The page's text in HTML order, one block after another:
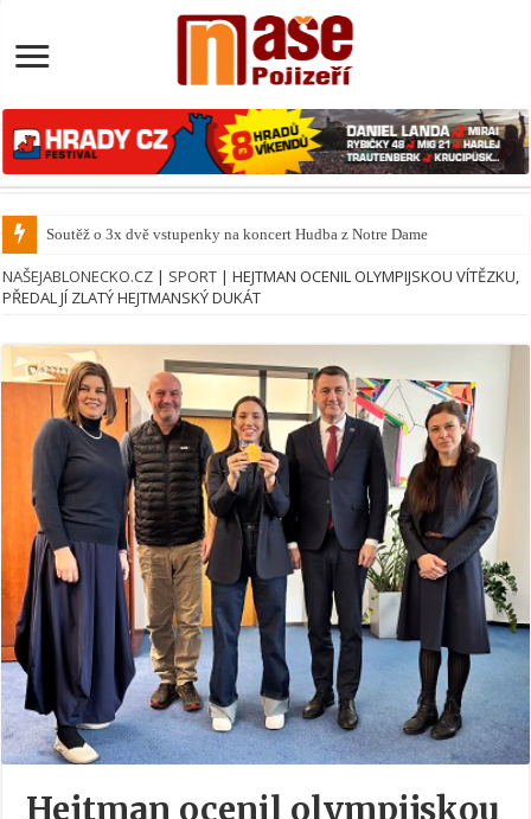
Soutěž o 3x dvě vstupenky na koncert Hudba z Notre Dame
NAŠEJABLONECKO.CZ | SPORT | HEJTMAN OCENIL OLYMPIJSKOU VÍTĚZKU,
PŘEDAL JÍ ZLATÝ HEJTMANSKÝ DUKÁT
Hejtman ocenil olympijskou